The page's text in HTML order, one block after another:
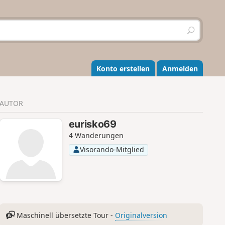
S
u
h
e
n
Konto erstellen Anmelden
AUTOR
eurisko69
4 Wanderungen
Visorando-Mitglied
Maschinell übersetzte Tour - Originalversion